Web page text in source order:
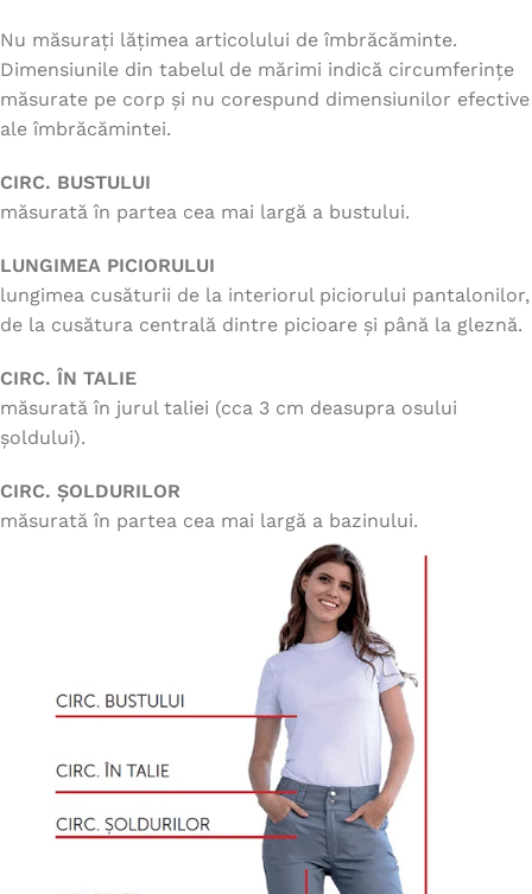
Nu măsurați lățimea articolului de îmbrăcăminte.
Dimensiunile din tabelul de mărimi indică circumferințe
măsurate pe corp și nu corespund dimensiunilor efective
ale îmbrăcămintei.
CIRC. BUSTULUI
măsurată în partea cea mai largă a bustului.
LUNGIMEA PICIORULUI
lungimea cusăturii de la interiorul piciorului pantalonilor,
de la cusătura centrală dintre picioare și până la gleznă.
CIRC. ÎN TALIE
măsurată în jurul taliei (cca 3 cm deasupra osului
șoldului).
CIRC. ȘOLDURILOR
măsurată în partea cea mai largă a bazinului.